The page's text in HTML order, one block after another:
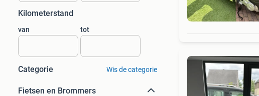
Kilometerstand
van tot
Categorie Wis de categorie
Fietsen en Brommers